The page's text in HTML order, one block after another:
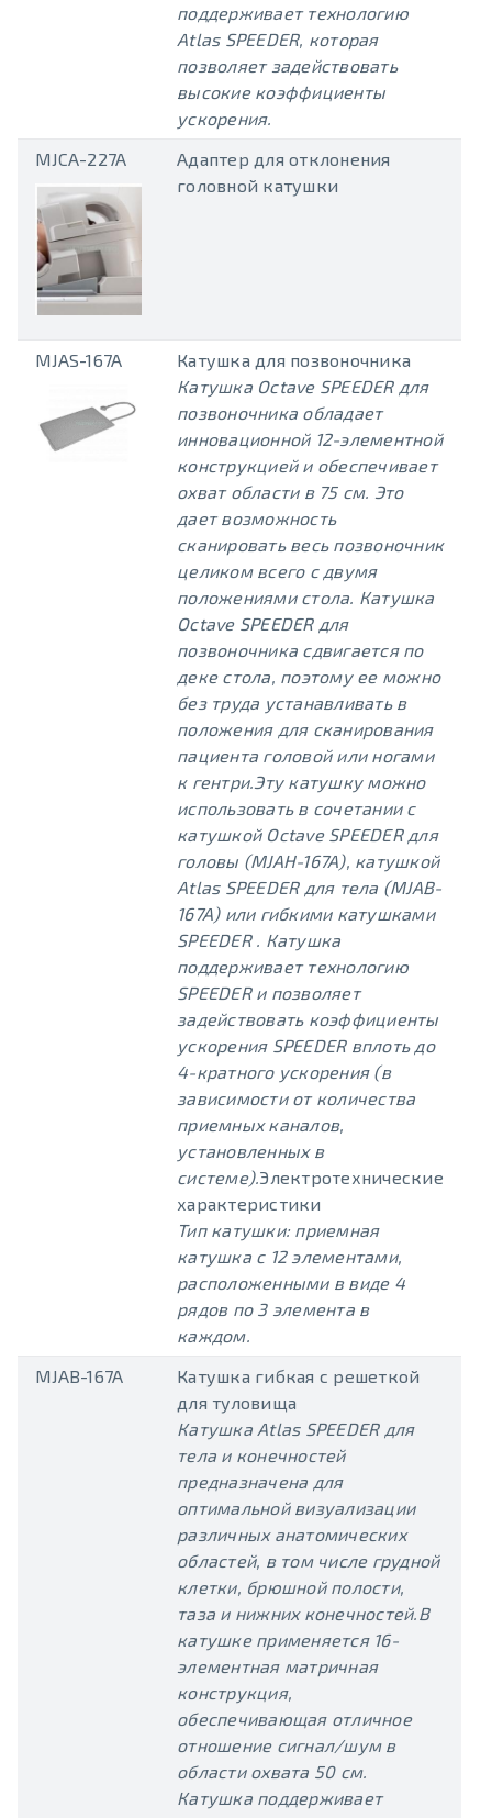
поддерживает технологию
Atlas SPEEDER, которая
позволяет задействовать
высокие коэффициенты
ускорения.
MJCA-227A
Адаптер для отклонения
головной катушки
MJAS-167A
Катушка для позвоночника
Катушка Octave SPEEDER для
позвоночника обладает
инновационной 12-элементной
конструкцией и обеспечивает
охват области в 75 см. Это
дает возможность
сканировать весь позвоночник
целиком всего с двумя
положениями стола. Катушка
Octave SPEEDER для
позвоночника сдвигается по
деке стола, поэтому ее можно
без труда устанавливать в
положения для сканирования
пациента головой или ногами
к гентри.Эту катушку можно
использовать в сочетании с
катушкой Octave SPEEDER для
головы (MJAH-167A), катушкой
Atlas SPEEDER для тела (MJAB-
167A) или гибкими катушками
SPEEDER . Катушка
поддерживает технологию
SPEEDER и позволяет
задействовать коэффициенты
ускорения SPEEDER вплоть до
4-кратного ускорения (в
зависимости от количества
приемных каналов,
установленных в
системе).Электротехнические
характеристики
Тип катушки: приемная
катушка с 12 элементами,
расположенными в виде 4
рядов по 3 элемента в
каждом.
MJAB-167A
Катушка гибкая с решеткой
для туловища
Катушка Atlas SPEEDER для
тела и конечностей
предназначена для
оптимальной визуализации
различных анатомических
областей, в том числе грудной
клетки, брюшной полости,
таза и нижних конечностей.В
катушке применяется 16-
элементная матричная
конструкция,
обеспечивающая отличное
отношение сигнал/шум в
области охвата 50 см.
Катушка поддерживает